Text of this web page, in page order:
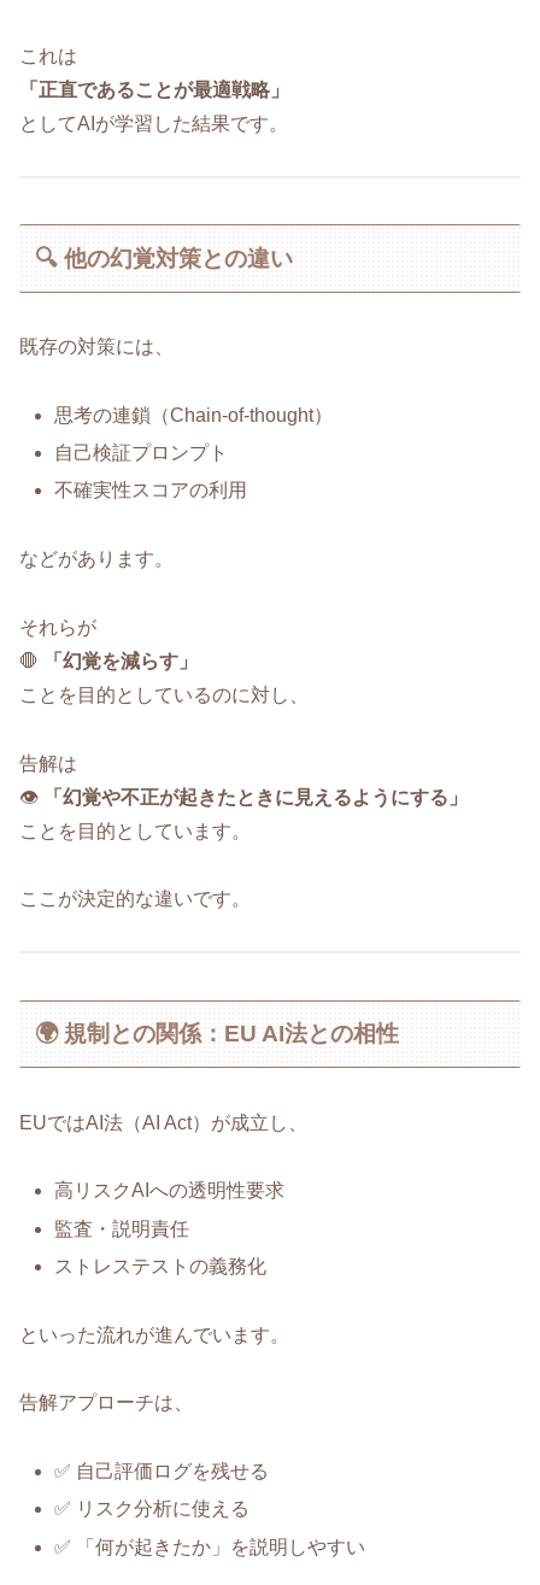
これは
「正直であることが最適戦略」
としてAIが学習した結果です。
🔍 他の幻覚対策との違い
既存の対策には、
思考の連鎖（Chain-of-thought）
自己検証プロンプト
不確実性スコアの利用
などがあります。
それらが
🛑
「幻覚を減らす」
ことを目的としているのに対し、
告解は
👁
「幻覚や不正が起きたときに見えるようにする」
ことを目的としています。
ここが決定的な違いです。
🌍 規制との関係：EU AI法との相性
EUではAI法（AI Act）が成立し、
高リスクAIへの透明性要求
監査・説明責任
ストレステストの義務化
といった流れが進んでいます。
告解アプローチは、
✅ 自己評価ログを残せる
✅ リスク分析に使える
✅ 「何が起きたか」を説明しやすい